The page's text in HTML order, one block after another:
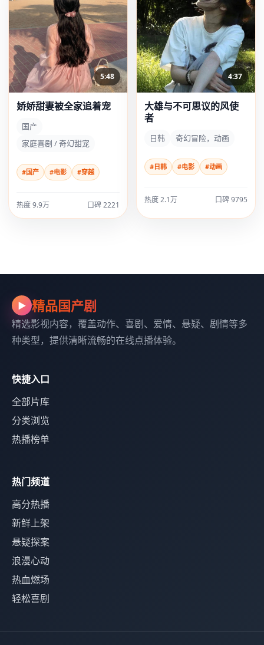
5:48
娇娇甜妻被全家追着宠
国产
家庭喜剧 / 奇幻甜宠
#国产 #电影 #穿越
热度 9.9万 口碑 2221
4:37
大雄与不可思议的风使
者
日韩 奇幻冒险，动画
#日韩 #电影 #动画
热度 2.1万 口碑 9795
▶ 精品国产剧
精选影视内容，覆盖动作、喜剧、爱情、悬疑、剧情等多
种类型，提供清晰流畅的在线点播体验。
快捷入口
全部片库
分类浏览
热播榜单
热门频道
高分热播
新鲜上架
悬疑探案
浪漫心动
热血燃场
轻松喜剧